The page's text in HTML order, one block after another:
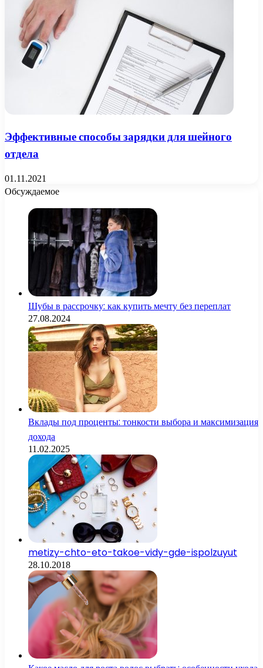
Эффективные способы зарядки для шейного
отдела
01.11.2021
Обсуждаемое
Шубы в рассрочку: как купить мечту без переплат
27.08.2024
Вклады под проценты: тонкости выбора и максимизация
дохода
11.02.2025
metizy-chto-eto-takoe-vidy-gde-ispolzuyut
28.10.2018